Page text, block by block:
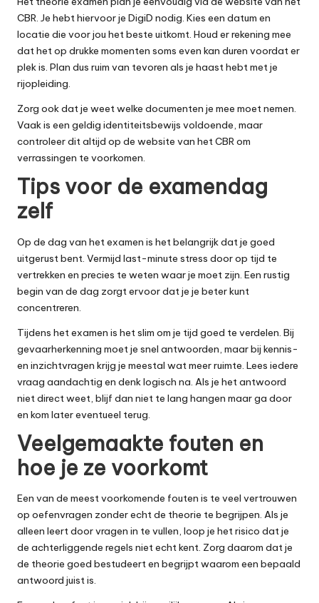
CBR. Je hebt hiervoor je DigiD nodig. Kies een datum en
locatie die voor jou het beste uitkomt. Houd er rekening mee
dat het op drukke momenten soms even kan duren voordat er
plek is. Plan dus ruim van tevoren als je haast hebt met je
rijopleiding.
Zorg ook dat je weet welke documenten je mee moet nemen.
Vaak is een geldig identiteitsbewijs voldoende, maar
controleer dit altijd op de website van het CBR om
verrassingen te voorkomen.
Tips voor de examendag
zelf
Op de dag van het examen is het belangrijk dat je goed
uitgerust bent. Vermijd last-minute stress door op tijd te
vertrekken en precies te weten waar je moet zijn. Een rustig
begin van de dag zorgt ervoor dat je je beter kunt
concentreren.
Tijdens het examen is het slim om je tijd goed te verdelen. Bij
gevaarherkenning moet je snel antwoorden, maar bij kennis-
en inzichtvragen krijg je meestal wat meer ruimte. Lees iedere
vraag aandachtig en denk logisch na. Als je het antwoord
niet direct weet, blijf dan niet te lang hangen maar ga door
en kom later eventueel terug.
Veelgemaakte fouten en
hoe je ze voorkomt
Een van de meest voorkomende fouten is te veel vertrouwen
op oefenvragen zonder echt de theorie te begrijpen. Als je
alleen leert door vragen in te vullen, loop je het risico dat je
de achterliggende regels niet echt kent. Zorg daarom dat je
de theorie goed bestudeert en begrijpt waarom een bepaald
antwoord juist is.